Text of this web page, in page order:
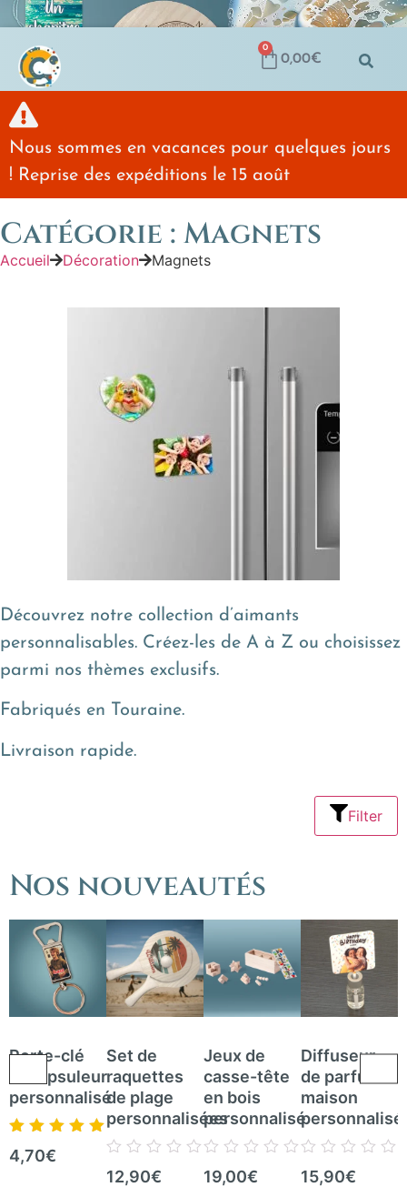
0,00€
0
Nous sommes en vacances pour quelques jours
! Reprise des expéditions le 15 août
Catégorie : Magnets
Accueil Décoration Magnets
Découvrez notre collection d’aimants
personnalisables. Créez-les de A à Z ou choisissez
parmi nos thèmes exclusifs.
Fabriqués en Touraine.
Livraison rapide.
Filter
Nos nouveautés
Porte-clé
décapsuleur
personnalisé
Note 5.00
5
4,70€
Set de
raquettes
de plage
personnalisées
Note
0
12,90€
Jeux de
casse-tête
en bois
personnalisé
Note
0
19,00€
Diffuseur
de parfum
maison
personnalisé
Note
0
15,90€